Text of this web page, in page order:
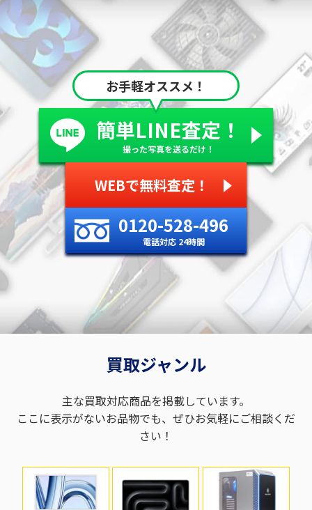
お手軽オススメ！
簡単LINE査定！
撮った写真を送るだけ！
WEBで無料査定！
0120-528-496
電話対応 24時間
買取ジャンル
主な買取対応商品を掲載しています。
ここに表示がないお品物でも、ぜひお気軽にご相談くだ
さい！